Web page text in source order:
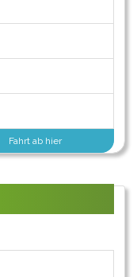
Fahrt ab hier